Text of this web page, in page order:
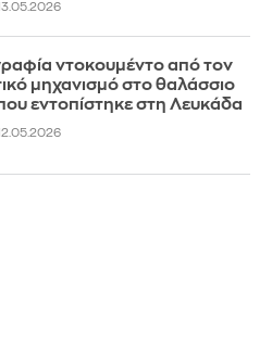
ντοκουμέντο από τον
μηχανισμό στο θαλάσσιο
εντοπίστηκε στη Λευκάδα